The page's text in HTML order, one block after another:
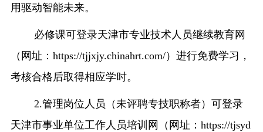
用驱动智能未来。
必修课可登录天津市专业技术人员继续教育网
（网址： https://tjjxjy.chinahrt.com/） 进行免费学习，
考核合格后取得相应学时。
2.管理岗位人员（未评聘专技职称者）可登录
天津市事业单位工作人员培训网（网址： https://tjsyd